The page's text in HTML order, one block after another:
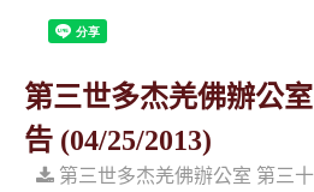
第三世多杰羌佛辦公
告 (04/25/2013)
第三世多杰羌佛辦公室 第三